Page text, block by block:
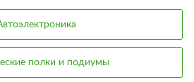
полки и подиумы